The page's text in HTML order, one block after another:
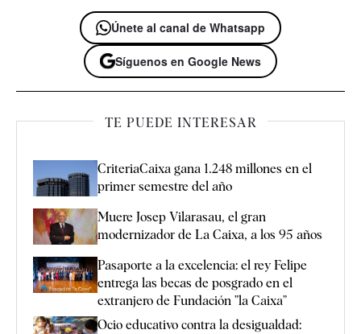
Únete al canal de Whatsapp
Síguenos en Google News
TE PUEDE INTERESAR
CriteriaCaixa gana 1.248 millones en el
primer semestre del año
Muere Josep Vilarasau, el gran
modernizador de La Caixa, a los 95 años
Pasaporte a la excelencia: el rey Felipe
entrega las becas de posgrado en el
extranjero de Fundación ”la Caixa”
Ocio educativo contra la desigualdad: